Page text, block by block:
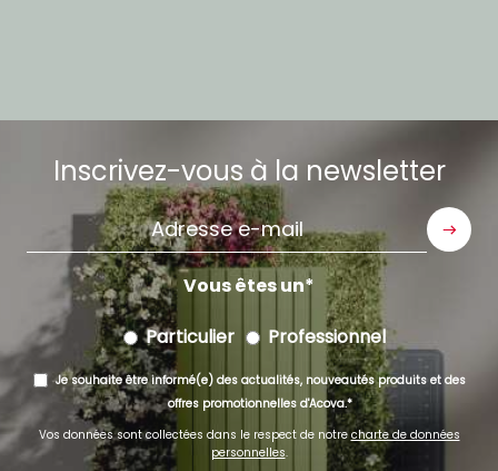
Inscrivez-vous à la newsletter
Adresse
e-
mail
Vous êtes un
Particulier
Professionnel
Je souhaite être informé(e) des actualités, nouveautés produits et des
offres promotionnelles d'Acova.
Vos données sont collectées dans le respect de notre charte de données
personnelles.